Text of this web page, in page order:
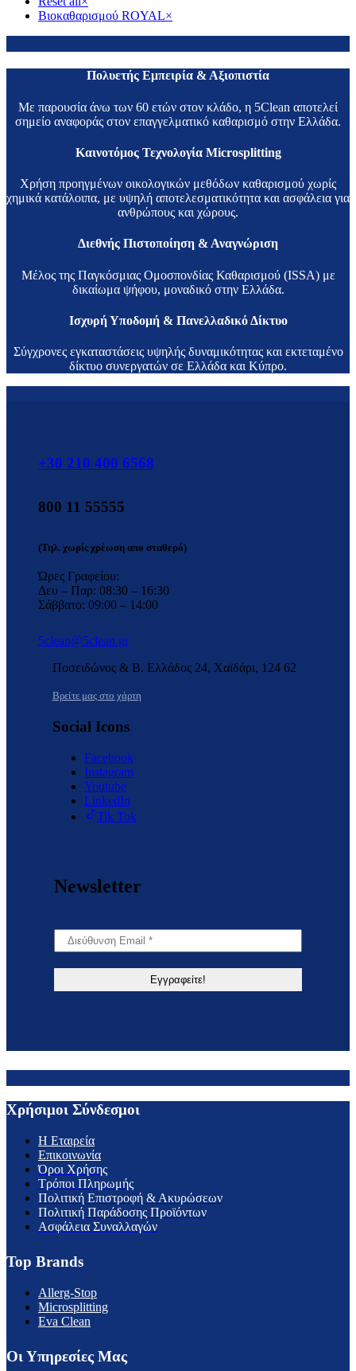
Βιοκαθαρισμού ROYAL×
Πολυετής Εμπειρία & Αξιοπιστία
Με παρουσία άνω των 60 ετών στον κλάδο, η 5Clean αποτελεί
σημείο αναφοράς στον επαγγελματικό καθαρισμό στην Ελλάδα.
Καινοτόμος Τεχνολογία Microsplitting
Χρήση προηγμένων οικολογικών μεθόδων καθαρισμού χωρίς
χημικά κατάλοιπα, με υψηλή αποτελεσματικότητα και ασφάλεια για
ανθρώπους και χώρους.
Διεθνής Πιστοποίηση & Αναγνώριση
Μέλος της Παγκόσμιας Ομοσπονδίας Καθαρισμού (ISSA) με
δικαίωμα ψήφου, μοναδικό στην Ελλάδα.
Ισχυρή Υποδομή & Πανελλαδικό Δίκτυο
Σύγχρονες εγκαταστάσεις υψηλής δυναμικότητας και εκτεταμένο
δίκτυο συνεργατών σε Ελλάδα και Κύπρο.
+30 210 400 6568
800 11 55555
(Τηλ. χωρίς χρέωση απο σταθερό)
Ώρες Γραφείου:
Δευ – Παρ: 08:30 – 16:30
Σάββατο: 09:00 – 14:00
5clean@5clean.gr
Ποσειδώνος & Β. Ελλάδος 24, Χαϊδάρι, 124 62
Βρείτε μας στο χάρτη
Social Icons
Facebook
Instagram
Youtube
LinkedIn
Tik Tok
Newsletter
Χρήσιμοι Σύνδεσμοι
H Εταιρεία
Επικοινωνία
Όροι Χρήσης
Τρόποι Πληρωμής
Πολιτική Επιστροφή & Ακυρώσεων
Πολιτική Παράδοσης Προϊόντων
Ασφάλεια Συναλλαγών
Top Brands
Allerg-Stop
Microsplitting
Eva Clean
Οι Υπηρεσίες Μας